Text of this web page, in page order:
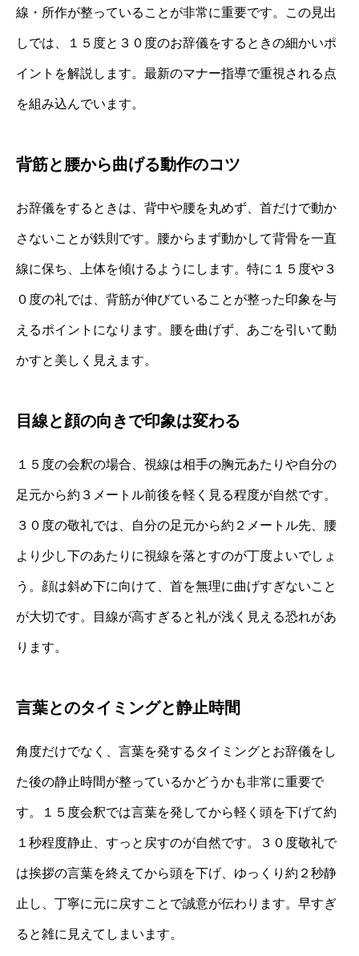
線・所作が整っていることが非常に重要です。この見出
しでは、１５度と３０度のお辞儀をするときの細かいポ
イントを解説します。最新のマナー指導で重視される点
を組み込んでいます。
背筋と腰から曲げる動作のコツ
お辞儀をするときは、背中や腰を丸めず、首だけで動か
さないことが鉄則です。腰からまず動かして背骨を一直
線に保ち、上体を傾けるようにします。特に１５度や３
０度の礼では、背筋が伸びていることが整った印象を与
えるポイントになります。腰を曲げず、あごを引いて動
かすと美しく見えます。
目線と顔の向きで印象は変わる
１５度の会釈の場合、視線は相手の胸元あたりや自分の
足元から約３メートル前後を軽く見る程度が自然です。
３０度の敬礼では、自分の足元から約２メートル先、腰
より少し下のあたりに視線を落とすのが丁度よいでしょ
う。顔は斜め下に向けて、首を無理に曲げすぎないこと
が大切です。目線が高すぎると礼が浅く見える恐れがあ
ります。
言葉とのタイミングと静止時間
角度だけでなく、言葉を発するタイミングとお辞儀をし
た後の静止時間が整っているかどうかも非常に重要で
す。１５度会釈では言葉を発してから軽く頭を下げて約
１秒程度静止、すっと戻すのが自然です。３０度敬礼で
は挨拶の言葉を終えてから頭を下げ、ゆっくり約２秒静
止し、丁寧に元に戻すことで誠意が伝わります。早すぎ
ると雑に見えてしまいます。